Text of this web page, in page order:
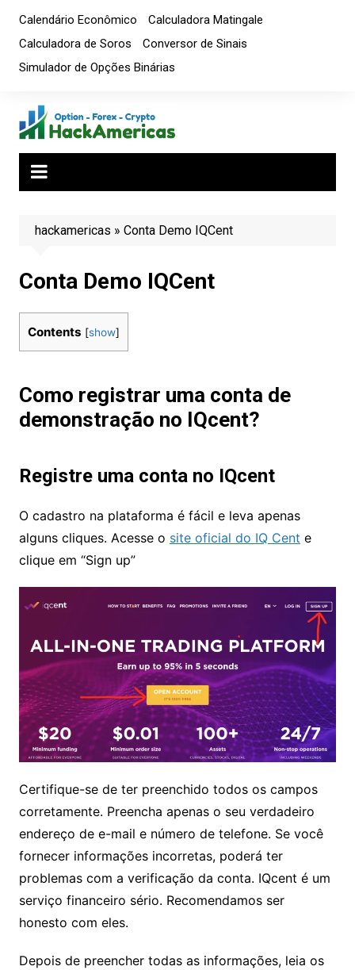
para
conteúdo
Calendário Econômico
Calculadora Matingale
Calculadora de Soros
Conversor de Sinais
Simulador de Opções Binárias
hackamericas » Conta Demo IQCent
Conta Demo IQCent
Contents [show]
Como registrar uma conta de
demonstração no IQcent?
Registre uma conta no IQcent
O cadastro na plataforma é fácil e leva apenas
alguns cliques. Acesse o site oficial do IQ Cent e
clique em “Sign up”
Certifique-se de ter preenchido todos os campos
corretamente. Preencha apenas o seu verdadeiro
endereço de e-mail e número de telefone. Se você
fornecer informações incorretas, poderá ter
problemas com a verificação da conta. IQcent é um
serviço financeiro sério. Recomendamos ser
honesto com eles.
Depois de preencher todas as informações, leia os